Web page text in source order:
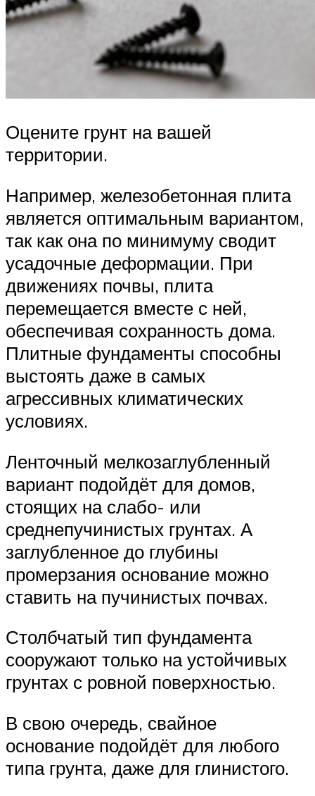
Оцените грунт на вашей
территории.
Например, железобетонная плита
является оптимальным вариантом,
так как она по минимуму сводит
усадочные деформации. При
движениях почвы, плита
перемещается вместе с ней,
обеспечивая сохранность дома.
Плитные фундаменты способны
выстоять даже в самых
агрессивных климатических
условиях.
Ленточный мелкозаглубленный
вариант подойдёт для домов,
стоящих на слабо- или
среднепучинистых грунтах. А
заглубленное до глубины
промерзания основание можно
ставить на пучинистых почвах.
Столбчатый тип фундамента
сооружают только на устойчивых
грунтах с ровной поверхностью.
В свою очередь, свайное
основание подойдёт для любого
типа грунта, даже для глинистого.